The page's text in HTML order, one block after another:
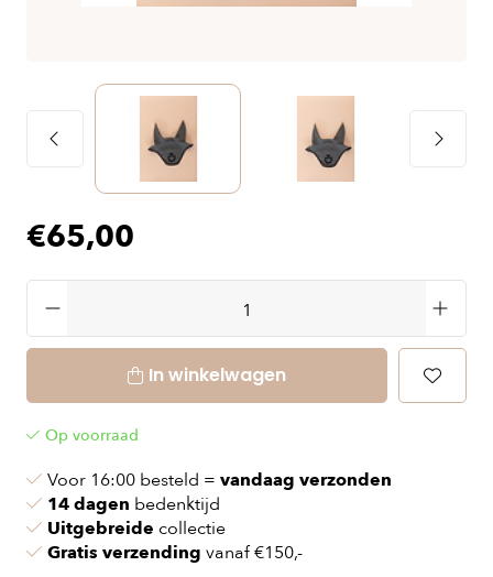
€65,00
In winkelwagen
Op voorraad
Voor 16:00 besteld = vandaag verzonden
14 dagen bedenktijd
Uitgebreide collectie
Gratis verzending vanaf €150,-